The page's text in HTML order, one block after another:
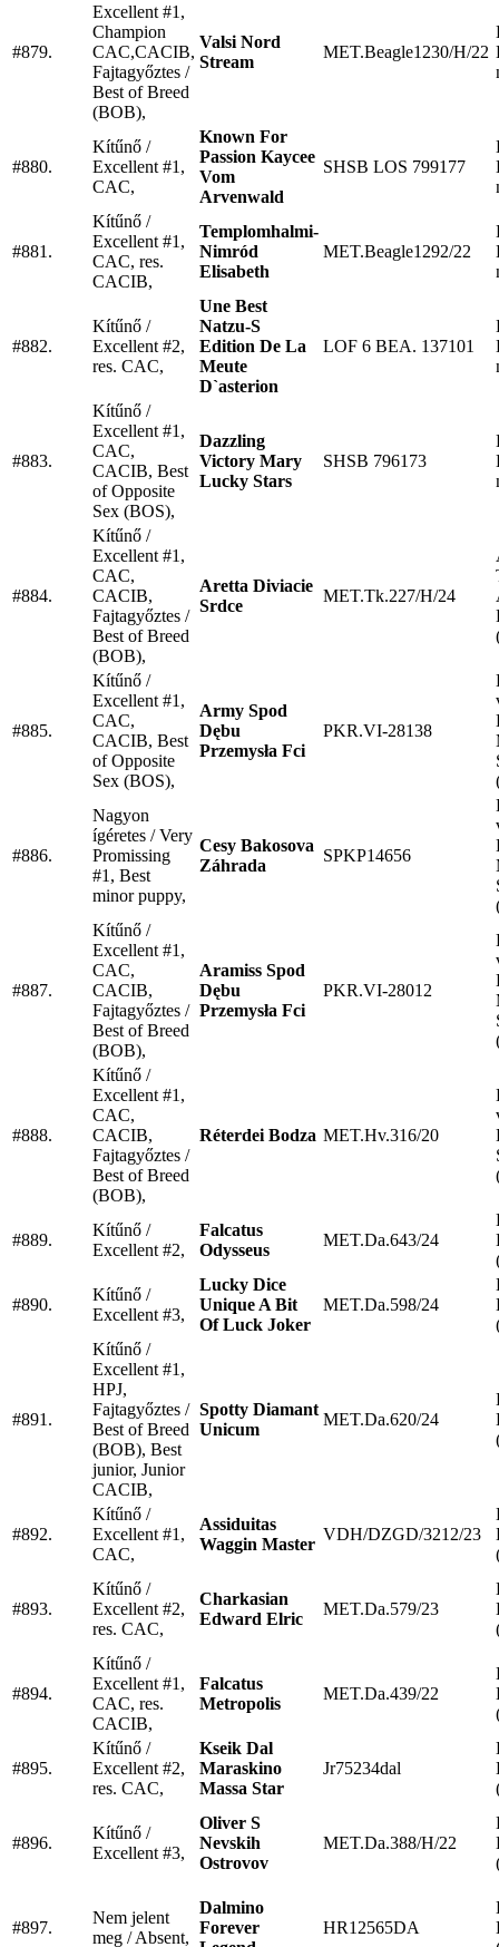
#879.
Excellent #1,
Champion
CAC,CACIB,
Fajtagyőztes /
Best of Breed
(BOB),
Valsi Nord
Stream
MET.Beagle1230/H/22
#880.
Kítűnő /
Excellent #1,
CAC,
Known For
Passion Kaycee
Vom
Arvenwald
SHSB LOS 799177
#881.
Kítűnő /
Excellent #1,
CAC, res.
CACIB,
Templomhalmi-
Nimród
Elisabeth
MET.Beagle1292/22
#882.
Kítűnő /
Excellent #2,
res. CAC,
Une Best
Natzu-S
Edition De La
Meute
D`asterion
LOF 6 BEA. 137101
#883.
Kítűnő /
Excellent #1,
CAC,
CACIB, Best
of Opposite
Sex (BOS),
Dazzling
Victory Mary
Lucky Stars
SHSB 796173
#884.
Kítűnő /
Excellent #1,
CAC,
CACIB,
Fajtagyőztes /
Best of Breed
(BOB),
Aretta Diviacie
Srdce
MET.Tk.227/H/24
#885.
Kítűnő /
Excellent #1,
CAC,
CACIB, Best
of Opposite
Sex (BOS),
Army Spod
Dębu
Przemysła Fci
PKR.VI-28138
#886.
Nagyon
ígéretes / Very
Promissing
#1, Best
minor puppy,
Cesy Bakosova
Záhrada
SPKP14656
#887.
Kítűnő /
Excellent #1,
CAC,
CACIB,
Fajtagyőztes /
Best of Breed
(BOB),
Aramiss Spod
Dębu
Przemysła Fci
PKR.VI-28012
#888.
Kítűnő /
Excellent #1,
CAC,
CACIB,
Fajtagyőztes /
Best of Breed
(BOB),
Réterdei Bodza MET.Hv.316/20
#889.
Kítűnő /
Excellent #2,
Falcatus
Odysseus
MET.Da.643/24
#890.
Kítűnő /
Excellent #3,
Lucky Dice
Unique A Bit
Of Luck Joker
MET.Da.598/24
#891.
Kítűnő /
Excellent #1,
HPJ,
Fajtagyőztes /
Best of Breed
(BOB), Best
junior, Junior
CACIB,
Spotty Diamant
Unicum
MET.Da.620/24
#892.
Kítűnő /
Excellent #1,
CAC,
Assiduitas
Waggin Master
VDH/DZGD/3212/23
#893.
Kítűnő /
Excellent #2,
res. CAC,
Charkasian
Edward Elric
MET.Da.579/23
#894.
Kítűnő /
Excellent #1,
CAC, res.
CACIB,
Falcatus
Metropolis
MET.Da.439/22
#895.
Kítűnő /
Excellent #2,
res. CAC,
Kseik Dal
Maraskino
Massa Star
Jr75234dal
#896.
Kítűnő /
Excellent #3,
Oliver S
Nevskih
Ostrovov
MET.Da.388/H/22
#897.
Nem jelent
meg / Absent,
Dalmino
Forever
HR12565DA